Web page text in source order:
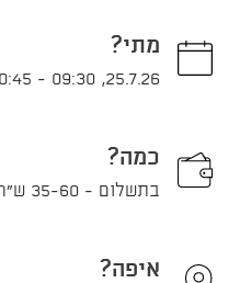
מתי?
25.7.26
,
09:30
-
כמה?
בתשלום - 35-60 ש"ח
איפה?